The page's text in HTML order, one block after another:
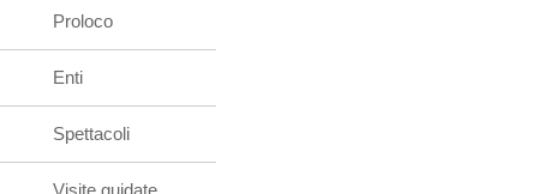
Proloco
Enti
Spettacoli
Visite guidate